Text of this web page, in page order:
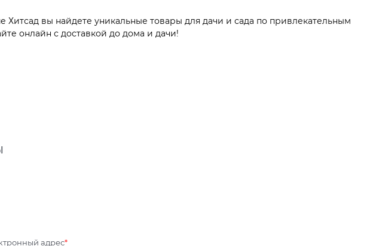
вы найдете уникальные товары для дачи и сада по привлекательным
онлайн с доставкой до дома и дачи!
адрес